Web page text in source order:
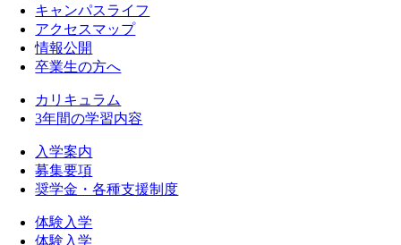
キャンパスライフ
アクセスマップ
情報公開
卒業生の方へ
カリキュラム
3年間の学習内容
入学案内
募集要項
奨学金・各種支援制度
体験入学
体験入学